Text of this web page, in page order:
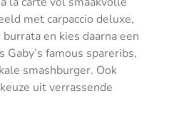
met carpaccio deluxe,
en kies daarna een
famous spareribs,
smashburger. Ook
uit verrassende